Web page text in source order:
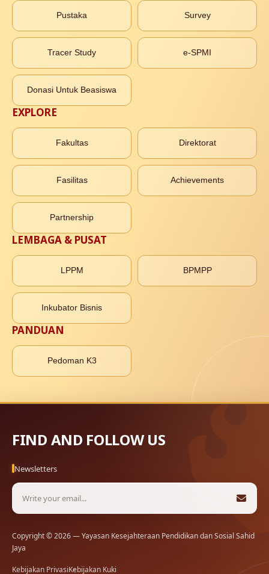
Pustaka Survey
Tracer Study e-SPMI
Donasi Untuk Beasiswa
EXPLORE
Fakultas Direktorat
Fasilitas Achievements
Partnership
LEMBAGA & PUSAT
LPPM BPMPP
Inkubator Bisnis
PANDUAN
Pedoman K3
FIND AND FOLLOW US
Newsletters
Copyright © 2026 — Yayasan Kesejahteraan Pendidikan dan Sosial Sahid
Jaya
Kebijakan PrivasiKebijakan Kuki